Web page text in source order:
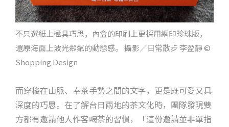
不只選紙上極具巧思，內盒的印刷上更採用網印珍珠版，
還原海面上波光粼粼的動態感。 攝影／日常散步 李盈靜 ©
Shopping Design
而穿梭在山脈、奉茶手勢之間的文字，更是既可愛又具
深度的巧思。在了解台日兩地的茶文化時，團隊發現雙
方都有邀請他人作客喝茶的習慣，「這份邀請並非單指